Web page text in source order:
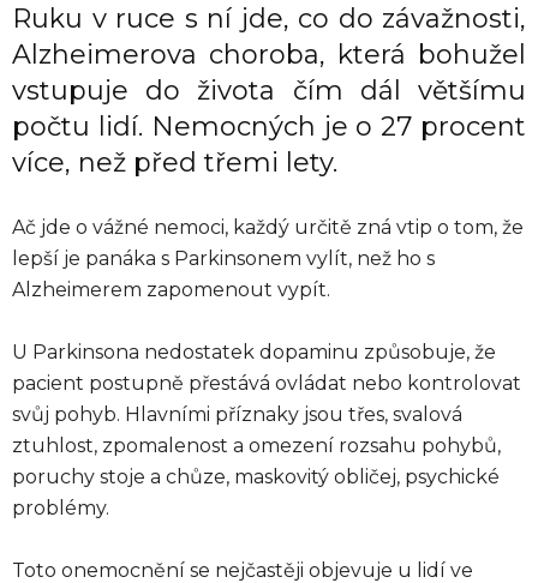
Ruku v ruce s ní jde, co do závažnosti,
Alzheimerova choroba, která bohužel
vstupuje do života čím dál většímu
počtu lidí. Nemocných je o 27 procent
více, než před třemi lety.
Ač jde o vážné nemoci, každý určitě zná vtip o tom, že
lepší je panáka s Parkinsonem vylít, než ho s
Alzheimerem zapomenout vypít.
U Parkinsona nedostatek dopaminu způsobuje, že
pacient postupně přestává ovládat nebo kontrolovat
svůj pohyb. Hlavními příznaky jsou třes, svalová
ztuhlost, zpomalenost a omezení rozsahu pohybů,
poruchy stoje a chůze, maskovitý obličej, psychické
problémy.
Toto onemocnění se nejčastěji objevuje u lidí ve